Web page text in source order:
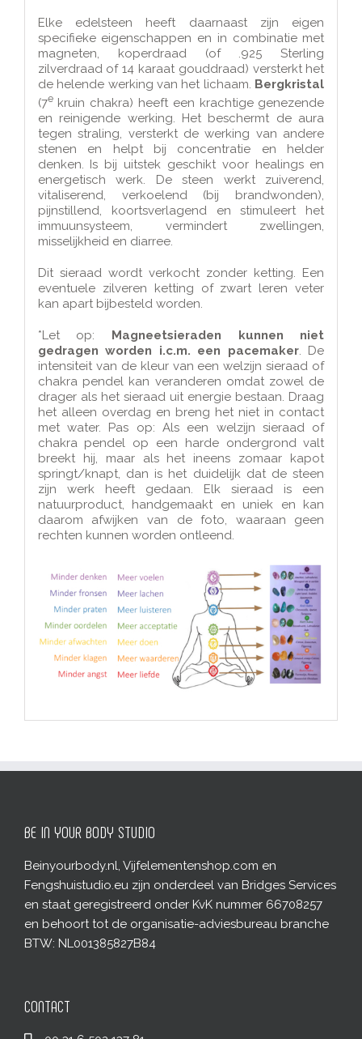
Elke edelsteen heeft daarnaast zijn eigen
specifieke eigenschappen en in combinatie met
magneten, koperdraad (of .925 Sterling
zilverdraad of 14 karaat gouddraad) versterkt het
de helende werking van het lichaam. Bergkristal
(7ekruin chakra) heeft een krachtige genezende
en reinigende werking. Het beschermt de aura
tegen straling, versterkt de werking van andere
stenen en helpt bij concentratie en helder
denken. Is bij uitstek geschikt voor healings en
energetisch werk. De steen werkt zuiverend,
vitaliserend, verkoelend (bij brandwonden),
pijnstillend, koortsverlagend en stimuleert het
immuunsysteem, vermindert zwellingen,
misselijkheid en diarree.
Dit sieraad wordt verkocht zonder ketting. Een
eventuele zilveren ketting of zwart leren veter
kan apart bijbesteld worden.
*Let op: Magneetsieraden kunnen niet
gedragen worden i.c.m. een pacemaker. De
intensiteit van de kleur van een welzijn sieraad of
chakra pendel kan veranderen omdat zowel de
drager als het sieraad uit energie bestaan. Draag
het alleen overdag en breng het niet in contact
met water. Pas op: Als een welzijn sieraad of
chakra pendel op een harde ondergrond valt
breekt hij, maar als het ineens zomaar kapot
springt/knapt, dan is het duidelijk dat de steen
zijn werk heeft gedaan. Elk sieraad is een
natuurproduct, handgemaakt en uniek en kan
daarom afwijken van de foto, waaraan geen
rechten kunnen worden ontleend.
BE IN YOUR BODY STUDIO
Beinyourbody.nl, Vijfelementenshop.com en
Fengshuistudio.eu zijn onderdeel van Bridges Services
en staat geregistreerd onder KvK nummer 66708257
en behoort tot de organisatie-adviesbureau branche
BTW: NL001385827B84
CONTACT